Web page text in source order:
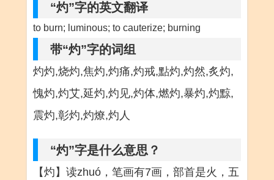
“灼”字的英文翻译
to burn; luminous; to cauterize; burning
带“灼”字的词组
灼灼,烧灼,焦灼,灼痛,灼戒,點灼,灼然,炙灼,
愧灼,灼艾,延灼,灼见,灼体,燃灼,暴灼,灼黥,
震灼,彰灼,灼燎,灼人
“灼”字是什么意思？
【灼】读zhuó，笔画有7画，部首是火，五